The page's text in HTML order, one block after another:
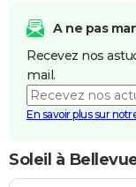
A ne pas
Recevez nos
mail.
En savoir plus sur
Soleil à